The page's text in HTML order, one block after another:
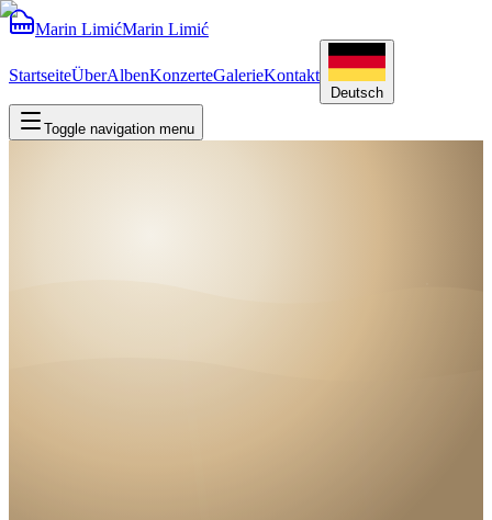
Marin LimićMarin Limić
StartseiteÜberAlbenKonzerteGalerieKontakt
Deutsch
Toggle navigation menu